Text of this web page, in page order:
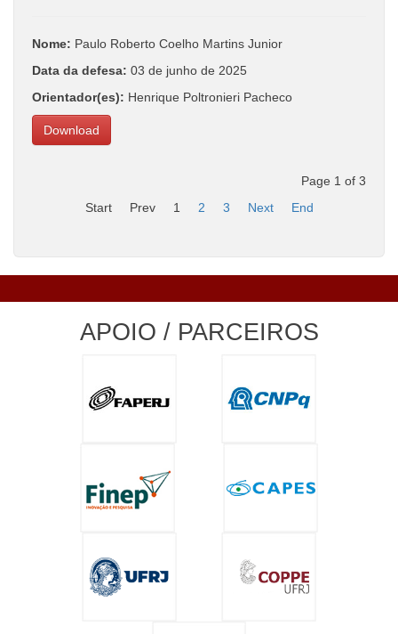
Nome: Paulo Roberto Coelho Martins Junior
Data da defesa: 03 de junho de 2025
Orientador(es): Henrique Poltronieri Pacheco
Download
Page 1 of 3
Start
Prev 1 2 3 Next End
APOIO / PARCEIROS